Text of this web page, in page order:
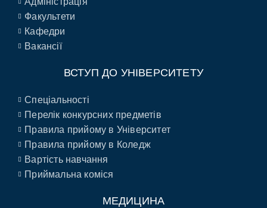
Факультети
Кафедри
Вакансії
ВСТУП ДО УНІВЕРСИТЕТУ
Спеціальності
Перелік конкурсних предметів
Правила прийому в Університет
Правила прийому в Коледж
Вартість навчання
Приймальна коміся
МЕДИЦИНА